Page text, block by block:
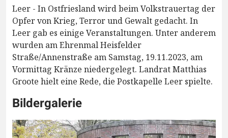
Leer - In Ostfriesland wird beim Volkstrauertag der
Opfer von Krieg, Terror und Gewalt gedacht. In
Leer gab es einige Veranstaltungen. Unter anderem
wurden am Ehrenmal Heisfelder
Straße/Annenstraße am Samstag, 19.11.2023, am
Vormittag Kränze niedergelegt. Landrat Matthias
Groote hielt eine Rede, die Postkapelle Leer spielte.
Bildergalerie